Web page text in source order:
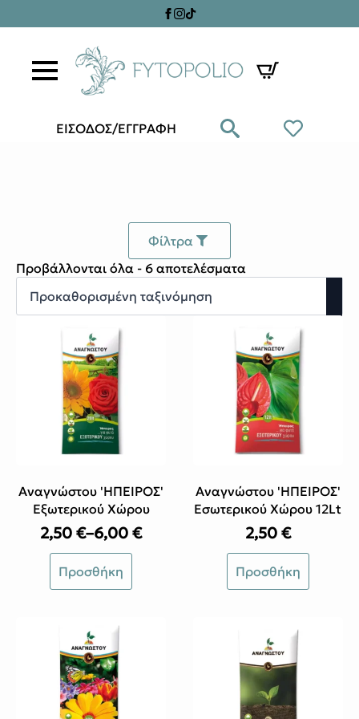
ΕΙΣΟΔΟΣ/ΕΓΓΡΑΦΗ
Φίλτρα
Προβάλλονται όλα - 6 αποτελέσματα
Αναγνώστου 'ΗΠΕΙΡΟΣ'
Εξωτερικού Χώρου
2,50€–6,00€
Price
range:
2,50 €
through
Προσθήκη
το
πολλαπλές
παραλλαγές.
Οι
επιλογές
μπορούν
Αναγνώστου 'ΗΠΕΙΡΟΣ'
Εσωτερικού Χώρου 12Lt
2,50 €
Προσθήκη